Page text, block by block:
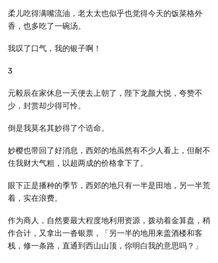
柔儿吃得满嘴流油，老太太也似乎也觉得今天的饭菜格外
香，也多吃了一碗汤。
我叹了口气，我的银子啊！
3
元毅辰在家休息一天便去上朝了，陛下龙颜大悦，夸赞不
少，封赏却少得可怜。
倒是我莫名其妙得了个诰命。
妙樱也带回了好消息，西郊的地虽然有不少人看上，但耐不
住我财大气粗，以超两成的价格拿下了。
眼下正是播种的季节，西郊的地只有一半是田地，另一半荒
着，实在浪费。
作为商人，自然要最大程度地利用资源，拨动着金算盘，稍
作合计，又拿出一沓银票，「另一半的地用来盖酒楼和客
栈，修一条路，直通到西山山顶，你明白我的意思吗？」